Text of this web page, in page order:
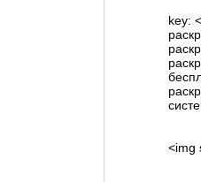
key:
<img